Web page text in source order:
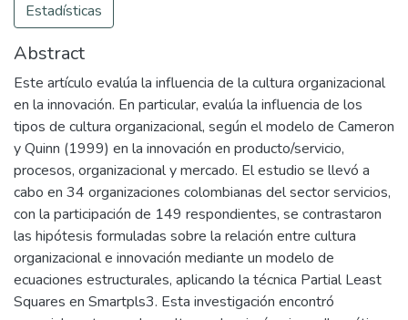
Estadísticas
Abstract
Este artículo evalúa la influencia de la cultura organizacional
en la innovación. En particular, evalúa la influencia de los
tipos de cultura organizacional, según el modelo de Cameron
y Quinn (1999) en la innovación en producto/servicio,
procesos, organizacional y mercado. El estudio se llevó a
cabo en 34 organizaciones colombianas del sector servicios,
con la participación de 149 respondientes, se contrastaron
las hipótesis formuladas sobre la relación entre cultura
organizacional e innovación mediante un modelo de
ecuaciones estructurales, aplicando la técnica Partial Least
Squares en Smartpls3. Esta investigación encontró